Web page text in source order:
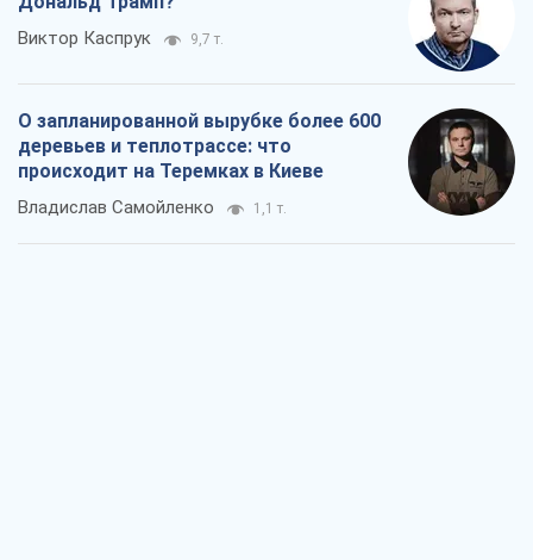
Виктор Каспрук 9,7 т.
О запланированной вырубке более 600
деревьев и теплотрассе: что
происходит на Теремках в Киеве
Владислав Самойленко 1,1 т.